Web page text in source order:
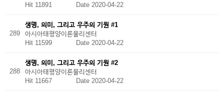
Hit 11891 Date 2020-04-22
289
생명, 의미, 그리고 우주의 기원 #1
아시아태평양이론물리센터
Hit 11599 Date 2020-04-22
288
생명, 의미, 그리고 우주의 기원 #2
아시아태평양이론물리센터
Hit 11667 Date 2020-04-22